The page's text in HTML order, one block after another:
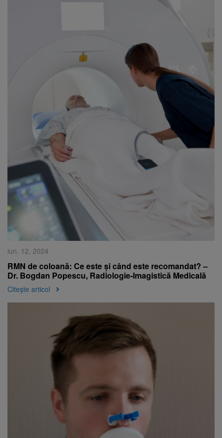
iun. 12, 2024
RMN de coloană: Ce este și când este recomandat? –
Dr. Bogdan Popescu, Radiologie-Imagistică Medicală
Citește articol